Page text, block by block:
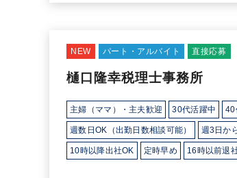
NEW パート・アルバイト 直接応募
樋口隆幸税理士事務所
主婦（ママ）・主夫歓迎 30代活躍中 40
週数日OK（出勤日数相談可能） 週3日か
10時以降出社OK 定時早め 16時以前退